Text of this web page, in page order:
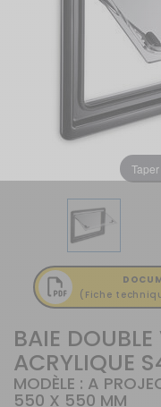
(Fiche
BAIE
ACRYLIQUE
MODÈLE : A
550 X 550 MM